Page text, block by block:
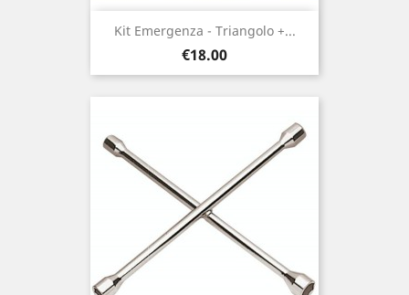
Kit Emergenza - Triangolo +...
Price
€18.00